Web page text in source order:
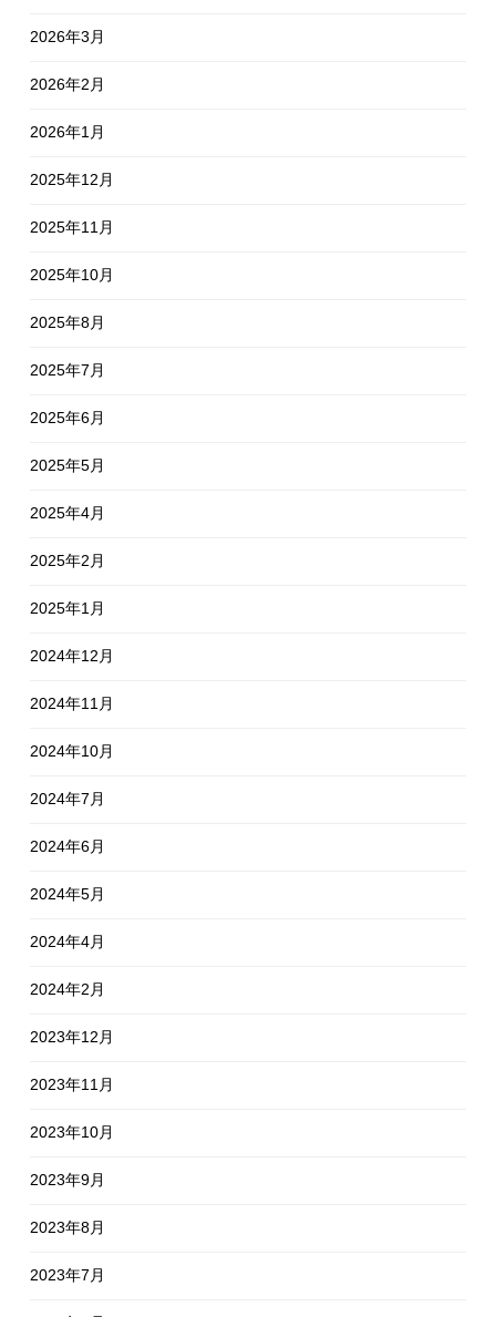
2026年3月
2026年2月
2026年1月
2025年12月
2025年11月
2025年10月
2025年8月
2025年7月
2025年6月
2025年5月
2025年4月
2025年2月
2025年1月
2024年12月
2024年11月
2024年10月
2024年7月
2024年6月
2024年5月
2024年4月
2024年2月
2023年12月
2023年11月
2023年10月
2023年9月
2023年8月
2023年7月